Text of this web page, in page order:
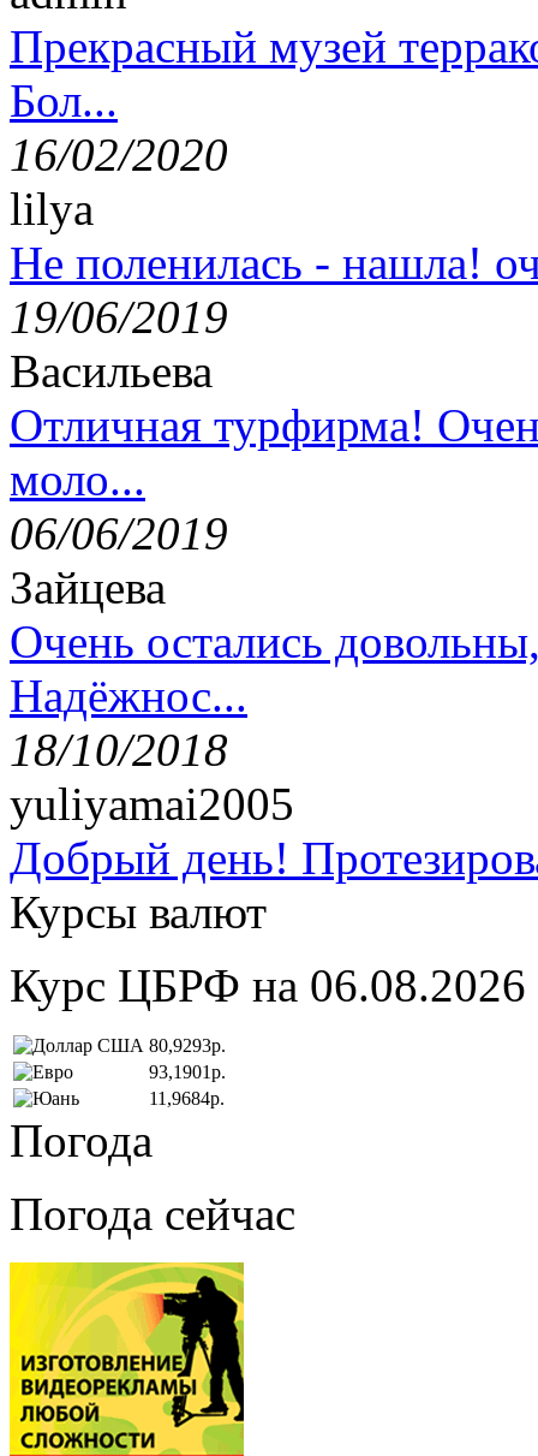
Прекрасный музей
Бол...
16/02/2020
lilya
Не поленилась - нашла!
19/06/2019
Васильева
Отличная турфирма!
моло...
06/06/2019
Зайцева
Очень остались
Надёжнос...
18/10/2018
yuliyamai2005
Добрый день!
Курсы валют
Курс ЦБРФ на 06.08.2026
80,9293р.
93,1901р.
11,9684р.
Погода
Погода сейчас